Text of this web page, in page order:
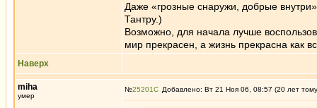
Даже «грозные снаружи, добрые
Тантру.)
Возможно, для начала лучше
мир прекрасен, а жизнь прекрасна как
Наверх
miha
умер
№25201 Добавлено: Вт 21 Ноя 06, 08:57 (20 лет